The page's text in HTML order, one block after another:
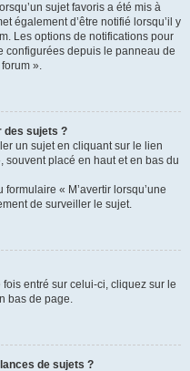
sujet favoris a été mis à
également d’être notifié lorsqu’il y
Les options de notifications pour
configurées depuis le panneau de
».
des sujets ?
un sujet en cliquant sur le lien
placé en haut et en bas du
« M’avertir lorsqu’une
de surveiller le sujet.
entré sur celui-ci, cliquez sur le
bas de page.
de sujets ?